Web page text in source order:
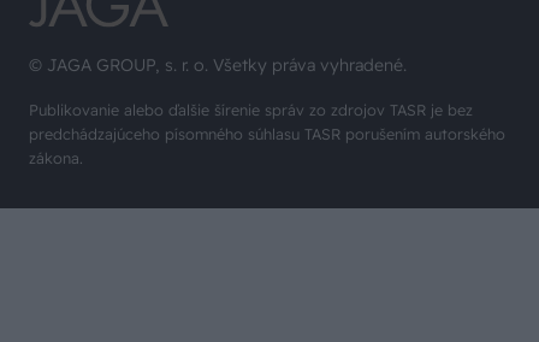
© JAGA GROUP, s. r. o. Všetky práva vyhradené.
Publikovanie alebo ďalšie šírenie správ zo zdrojov TASR je bez
predchádzajúceho písomného súhlasu TASR porušením autorského
zákona.